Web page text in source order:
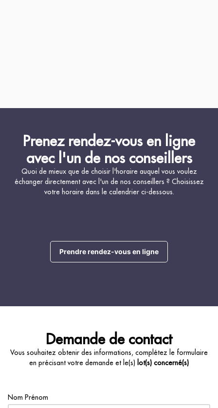
Prenez rendez-vous en ligne
avec l'un de nos conseillers
Quoi de mieux que de choisir l'horaire auquel vous voulez
échanger directement avec l'un de nos conseillers ? Choisissez
votre horaire dans le calendrier ci-dessous.
Prendre rendez-vous en ligne
Demande de contact
Vous souhaitez obtenir des informations, complétez le formulaire
en précisant votre demande et le(s) lot(s) concerné(s)
Nom Prénom